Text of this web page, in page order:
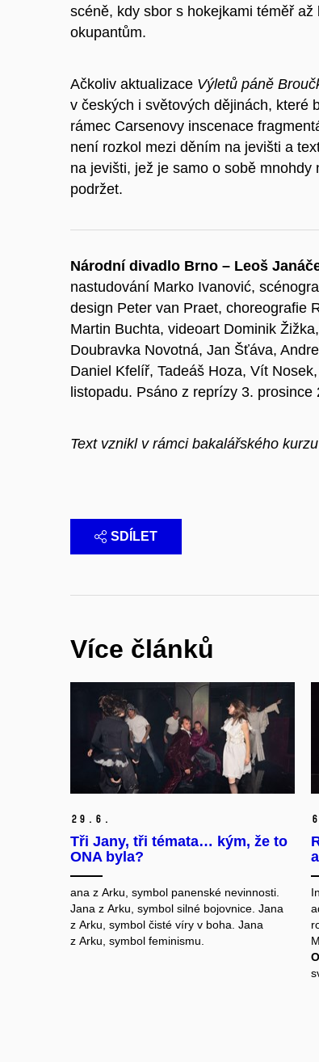
scéně, kdy sbor s hokejkami téměř
okupantům.
Ačkoliv aktualizace Výletů páně
v českých i světových dějinách, které
rámec Carsenovy inscenace
není rozkol mezi děním na jevišti a
na jevišti, jež je samo o sobě
podržet.
Národní divadlo Brno – Leoš
nastudování Marko Ivanović,
design Peter van Praet, choreografie
Martin Buchta, videoart Dominik
Doubravka Novotná, Jan Šťáva,
Daniel Kfelíř, Tadeáš Hoza, Vít
listopadu. Psáno z reprízy 3. prosince
Text vznikl v rámci bakalářského
SDÍLET
Více článků
29. 6.
Tři Jany, tři témata… kým, že to
ONA byla?
ana z Arku, symbol panenské nevinnosti.
Jana z Arku, symbol silné bojovnice. Jana
z Arku, symbol čisté víry v boha. Jana
z Arku, symbol feminismu.